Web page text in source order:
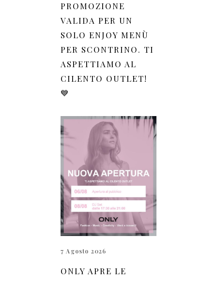
PROMOZIONE
VALIDA PER UN
SOLO ENJOY MENÙ
PER SCONTRINO. TI
ASPETTIAMO AL
CILENTO OUTLET!
💙
7 Agosto 2026
ONLY APRE LE